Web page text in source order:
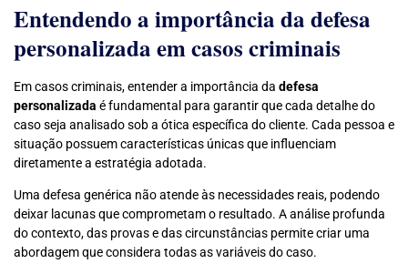
Entendendo a importância da defesa
personalizada em casos criminais
Em casos criminais, entender a importância da defesa
personalizada é fundamental para garantir que cada detalhe do
caso seja analisado sob a ótica específica do cliente. Cada pessoa e
situação possuem características únicas que influenciam
diretamente a estratégia adotada.
Uma defesa genérica não atende às necessidades reais, podendo
deixar lacunas que comprometam o resultado. A análise profunda
do contexto, das provas e das circunstâncias permite criar uma
abordagem que considera todas as variáveis do caso.